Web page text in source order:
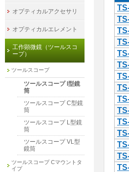
オプティカルアクセサリ
オプティカルエレメント
工作顕微鏡（ツールスコ
ープ）
ツールスコープ
ツールスコープ I型鏡
筒
ツールスコープ C型鏡
筒
ツールスコープ L型鏡
筒
ツールスコープ VL型
鏡筒
ツールスコープ Cマウントタ
イプ